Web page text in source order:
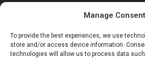
Manage Consent
To provide the best experiences, we use
store and/or access device information.
technologies will allow us to process data